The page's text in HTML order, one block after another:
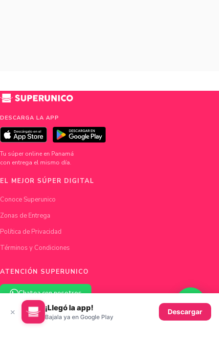
DESCARGA LA APP
Tu súper online en Panamá
con entrega el mismo día.
EL MEJOR SÚPER DIGITAL
Conoce Superunico
Zonas de Entrega
Política de Privacidad
Términos y Condiciones
ATENCIÓN SUPERUNICO
Chatea con nosotros
hola@superunico.com
× ¡Llegó la app!
Bajala ya en Google Play
Descargar